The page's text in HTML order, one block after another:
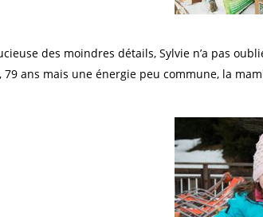
des moindres détails, Sylvie n’a pas
79 ans mais une énergie peu commune, la